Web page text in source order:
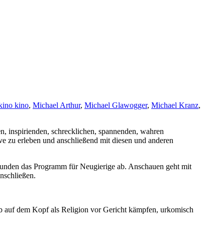
kino, Michael Arthur, Michael Glawogger, Michael Kranz,
inspirienden, schrecklichen, spannenden, wahren
zu erleben und anschließend mit diesen und anderen
das Programm für Neugierige ab. Anschauen geht mit
dem Kopf als Religion vor Gericht kämpfen, urkomisch